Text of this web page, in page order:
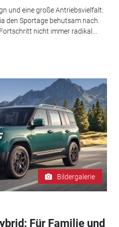
und eine große Antriebsvielfalt:
den Sportage behutsam nach.
nicht immer radikal...
Bildergalerie
Für Familie und